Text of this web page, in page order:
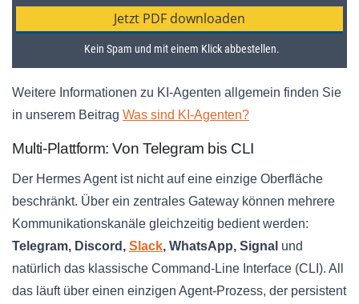
Weitere Informationen zu KI-Agenten allgemein finden Sie
in unserem Beitrag Was sind KI-Agenten?
Multi-Plattform: Von Telegram bis CLI
Der Hermes Agent ist nicht auf eine einzige Oberfläche
beschränkt. Über ein zentrales Gateway können mehrere
Kommunikationskanäle gleichzeitig bedient werden:
Telegram, Discord, Slack, WhatsApp, Signal und
natürlich das klassische Command-Line Interface (CLI). All
das läuft über einen einzigen Agent-Prozess, der persistent